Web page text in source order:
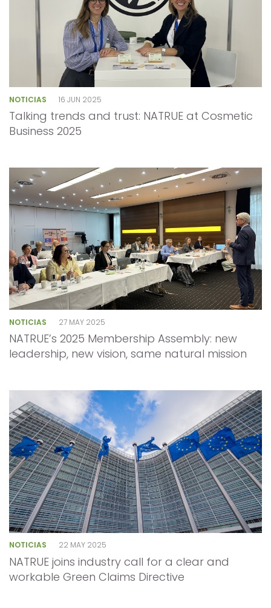
NOTICIAS 16 JUN 2025
Talking trends and trust: NATRUE at Cosmetic
Business 2025
NOTICIAS 27 MAY 2025
NATRUE’s 2025 Membership Assembly: new
leadership, new vision, same natural mission
NOTICIAS 22 MAY 2025
NATRUE joins industry call for a clear and
workable Green Claims Directive